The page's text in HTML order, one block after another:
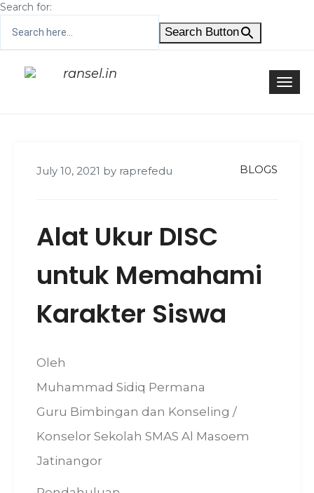
Search for:
Search Button
July 10, 2021 by raprefedu BLOGS
Alat Ukur DISC
untuk Memahami
Karakter Siswa
Oleh
Muhammad Sidiq Permana
Guru Bimbingan dan Konseling /
Konselor Sekolah SMAS Al Masoem
Jatinangor